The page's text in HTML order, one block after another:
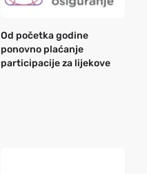
Od početka godine
ponovno plaćanje
participacije za lijekove